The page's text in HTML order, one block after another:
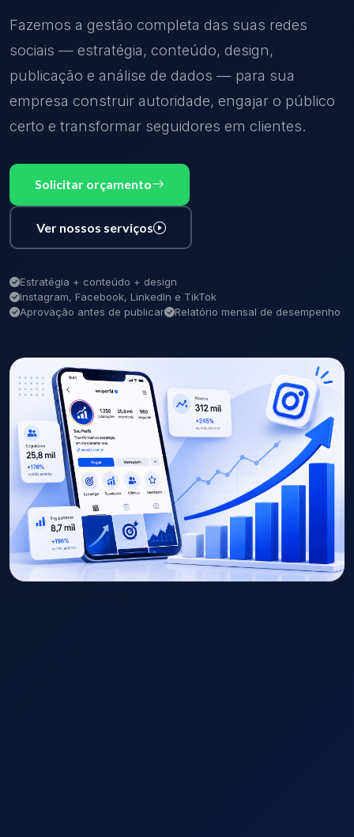
Fazemos a gestão completa das suas redes
sociais — estratégia, conteúdo, design,
publicação e análise de dados — para sua
empresa construir autoridade, engajar o público
certo e transformar seguidores em clientes.
Solicitar orçamento
Ver nossos serviços
Estratégia + conteúdo + design
Instagram, Facebook, LinkedIn e TikTok
Aprovação antes de publicar
Relatório mensal de desempenho